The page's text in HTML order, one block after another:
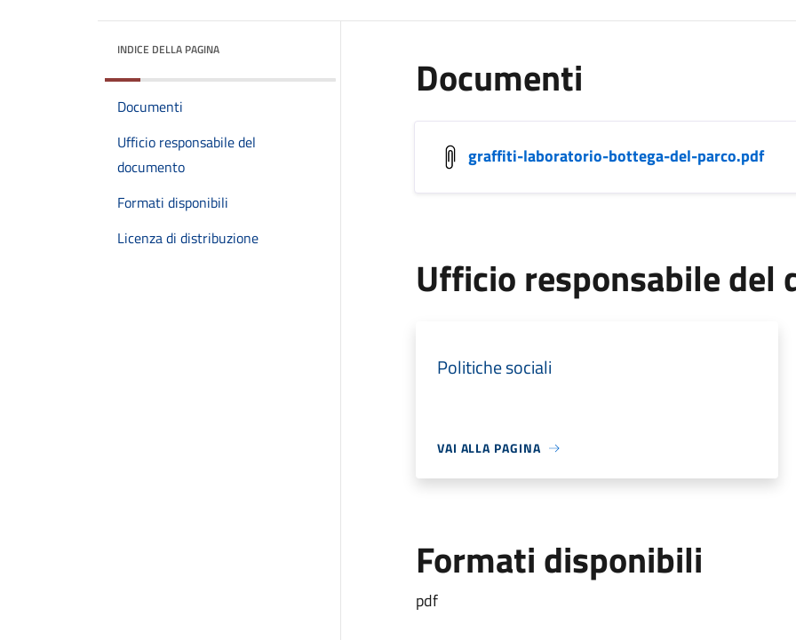
INDICE DELLA PAGINA
Documenti
Ufficio responsabile del
documento
Formati disponibili
Licenza di distribuzione
Documenti
graffiti-laboratorio-bottega-del-parco.pdf
Ufficio responsabile del
Politiche sociali
VAI ALLA PAGINA
Formati disponibili
pdf